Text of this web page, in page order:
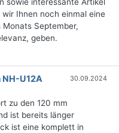
Ihnen noch einmal eine
September,
geben.
U12A
30.09.2024
zu den 120 mm
ist bereits länger
ist eine komplett in